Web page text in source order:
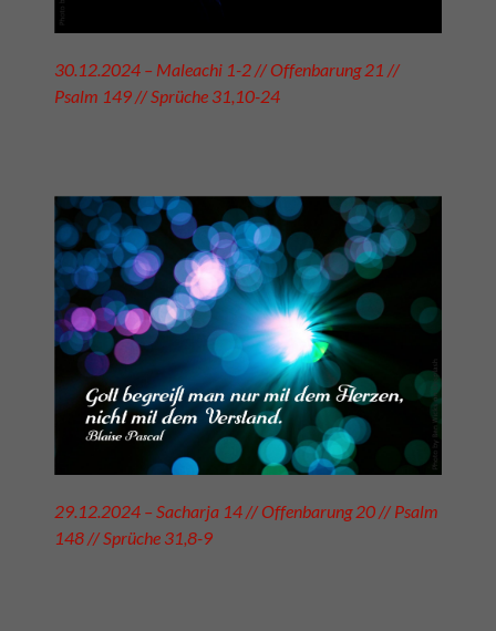
30.12.2024 – Maleachi 1-2 // Offenbarung 21 //
Psalm 149 // Sprüche 31,10-24
29.12.2024 – Sacharja 14 // Offenbarung 20 // Psalm
148 // Sprüche 31,8-9